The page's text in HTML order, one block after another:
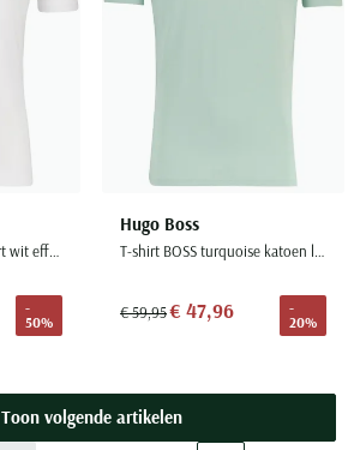
Boss Green taddy t-shirt wit effen normale fit katoen
-
50%
Hugo Boss
T-shirt BOSS turquoise katoen logo ronde hals
€ 59,95€ 47,96
-
20%
Toon volgende artikelen